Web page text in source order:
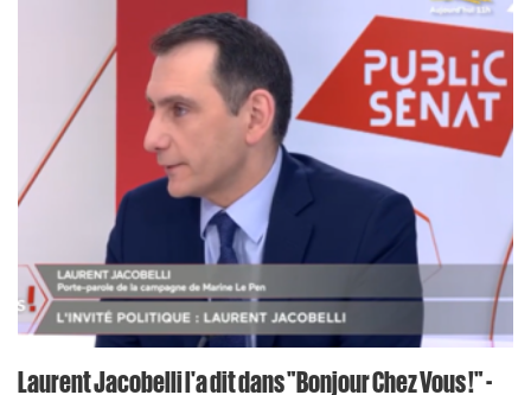
Laurent Jacobelli l'a dit dans "Bonjour Chez Vous !" -